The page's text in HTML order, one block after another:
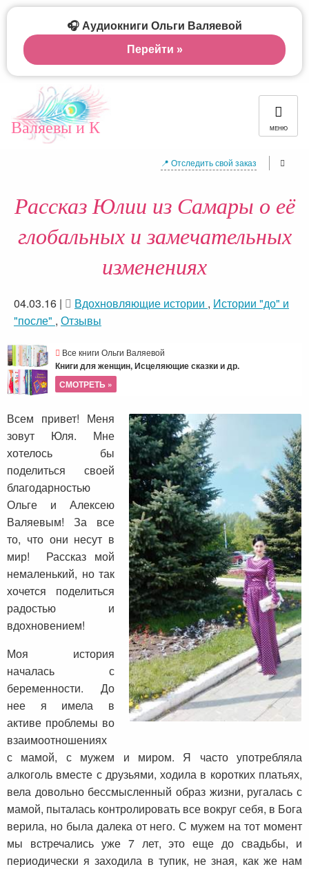
Валяевы и К МЕНЮ
📍 Отследить свой заказ
Рассказ Юлии из Самары о её
глобальных и замечательных
изменениях
04.03.16 | Вдохновляющие истории , Истории "до" и
"после" , Отзывы
Все книги Ольги Валяевой
Книги для женщин, Исцеляющие сказки и др.
СМОТРЕТЬ »
Всем привет! Меня
зовут Юля. Мне
хотелось бы
поделиться своей
благодарностью
Ольге и Алексею
Валяевым! За все
то, что они несут в
мир! Рассказ мой
немаленький, но так
хочется поделиться
радостью и
вдохновением!
Моя история
началась с
беременности. До
нее я имела в
активе проблемы во
взаимоотношениях
с мамой, с мужем и миром. Я часто употребляла
алкоголь вместе с друзьями, ходила в коротких платьях,
вела довольно бессмысленный образ жизни, ругалась с
мамой, пыталась контролировать все вокруг себя, в Бога
верила, но была далека от него. С мужем на тот момент
мы встречались уже 7 лет, это еще до свадьбы, и
периодически я заходила в тупик, не зная, как же нам
🎧 Аудиокниги Ольги Валяевой
Перейти »